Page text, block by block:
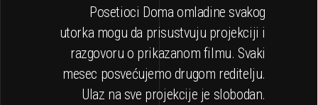
Posetioci Doma omladine svakog
utorka mogu da prisustvuju projekciji i
razgovoru o prikazanom filmu. Svaki
mesec posvećujemo drugom reditelju.
Ulaz na sve projekcije je slobodan.